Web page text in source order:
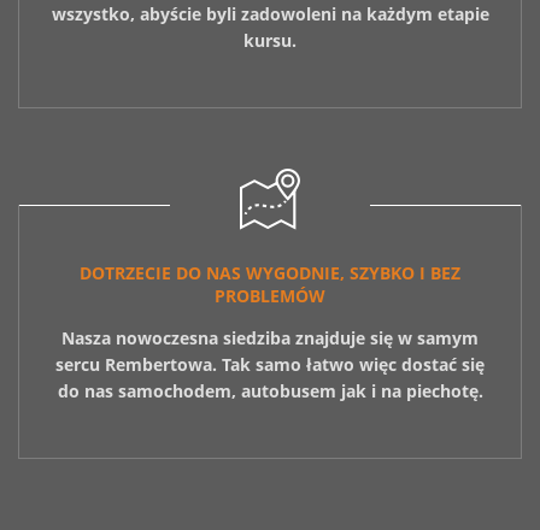
wszystko, abyście byli zadowoleni na każdym etapie
kursu.
DOTRZECIE DO NAS WYGODNIE, SZYBKO I BEZ
PROBLEMÓW
Nasza nowoczesna siedziba znajduje się w samym
sercu Rembertowa. Tak samo łatwo więc dostać się
do nas samochodem, autobusem jak i na piechotę.